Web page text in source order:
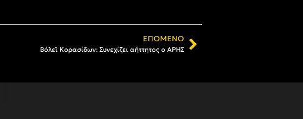
ΕΠΌΜΕΝΟ
Βόλεϊ Κορασίδων: Συνεχίζει αήττητος ο ΑΡΗΣ